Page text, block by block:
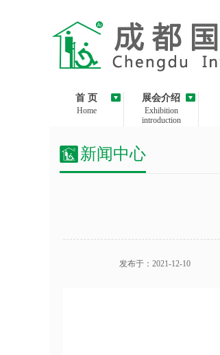
首 页
Home
展会介绍
Exhibition
introduction
新闻中心
发布于：2021-12-10